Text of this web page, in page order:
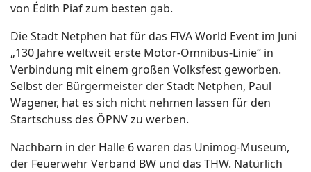
von Édith Piaf zum besten gab.
Die Stadt Netphen hat für das FIVA World Event im Juni
„130 Jahre weltweit erste Motor-Omnibus-Linie“ in
Verbindung mit einem großen Volksfest geworben.
Selbst der Bürgermeister der Stadt Netphen, Paul
Wagener, hat es sich nicht nehmen lassen für den
Startschuss des ÖPNV zu werben.
Nachbarn in der Halle 6 waren das Unimog-Museum,
der Feuerwehr Verband BW und das THW. Natürlich